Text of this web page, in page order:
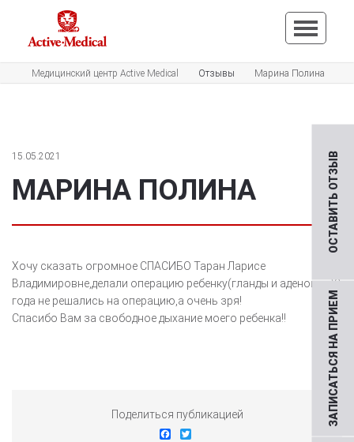
ЗАПИСАТЬСЯ НА ПРИЕМ
ОСТАВИТЬ ОТЗЫВ
Медицинский центр Active Medical Отзывы Марина Полина
15.05.2021
МАРИНА ПОЛИНА
Хочу сказать огромное СПАСИБО Таран Ларисе
Владимировне,делали операцию ребенку(гланды и аденоиды)2
года не решались на операцию,а очень зря!
Спасибо Вам за свободное дыхание моего ребенка!!
Поделиться публикацией
Facebook